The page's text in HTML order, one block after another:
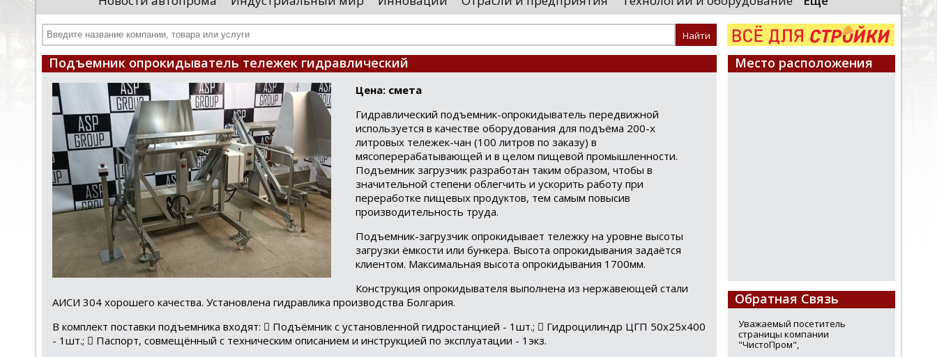
департамента продаж и контрактации
гражданского судостроения ...
иностранными удостоверяющими центрами.
Чтобы...
проводятся необходимые проверки, после
чего спутники начнут...
«Уральские
производственного
высокоскоростных
...
Подъемник опрокидыватель тележек гидравлический
Цена: смета
Гидравлический подъемник-опрокидыватель передвижной
используется в качестве оборудования для подъёма 200-х
литровых тележек-чан (100 литров по заказу) в
мясоперерабатывающей и в целом пищевой промышленности.
Подъемник загрузчик разработан таким образом, чтобы в
значительной степени облегчить и ускорить работу при
переработке пищевых продуктов, тем самым повысив
производительность труда.
Подъемник-загрузчик опрокидывает тележку на уровне высоты
загрузки ёмкости или бункера. Высота опрокидывания задаётся
клиентом. Максимальная высота опрокидывания 1700мм.
Конструкция опрокидывателя выполнена из нержавеющей стали
АИСИ 304 хорошего качества. Установлена гидравлика производства Болгария.
В комплект поставки подъемника входят:  Подъёмник с установленной гидростанцией - 1шт.;  Гидроцилиндр ЦГП 50х25х400
- 1шт.;  Паспорт, совмещённый с техническим описанием и инструкцией по эксплуатации - 1экз.
Место расположения
Обратная Связь
Уважаемый посетитель
страницы компании
"ЧистоПром",